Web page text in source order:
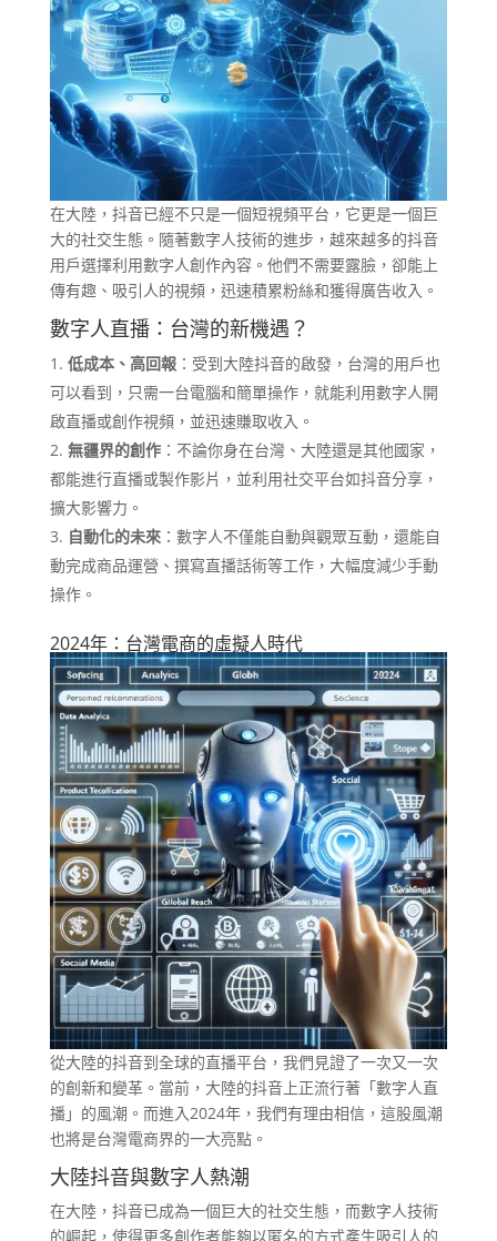
在大陸，抖音已經不只是一個短視頻平台，它更是一個巨
大的社交生態。隨著數字人技術的進步，越來越多的抖音
用戶選擇利用數字人創作內容。他們不需要露臉，卻能上
傳有趣、吸引人的視頻，迅速積累粉絲和獲得廣告收入。
數字人直播：台灣的新機遇？
低成本、高回報：受到大陸抖音的啟發，台灣的用戶也
可以看到，只需一台電腦和簡單操作，就能利用數字人開
啟直播或創作視頻，並迅速賺取收入。
無疆界的創作：不論你身在台灣、大陸還是其他國家，
都能進行直播或製作影片，並利用社交平台如抖音分享，
擴大影響力。
自動化的未來：數字人不僅能自動與觀眾互動，還能自
動完成商品運營、撰寫直播話術等工作，大幅度減少手動
操作。
2024年：台灣電商的虛擬人時代
從大陸的抖音到全球的直播平台，我們見證了一次又一次
的創新和變革。當前，大陸的抖音上正流行著「數字人直
播」的風潮。而進入2024年，我們有理由相信，這股風潮
也將是台灣電商界的一大亮點。
大陸抖音與數字人熱潮
在大陸，抖音已成為一個巨大的社交生態，而數字人技術
的崛起，使得更多創作者能夠以匿名的方式產生吸引人的